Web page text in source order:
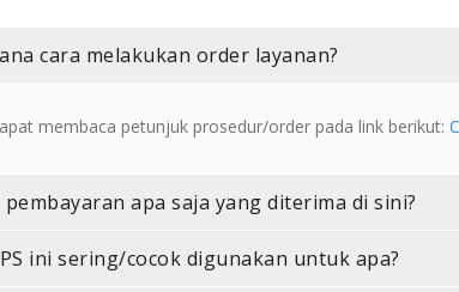
cara melakukan order layanan?
membaca petunjuk prosedur/order pada link berikut:
apa saja yang diterima di sini?
ini sering/cocok digunakan untuk apa?